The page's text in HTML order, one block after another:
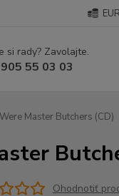
si rady? Zavolajte.
55 03 03
Master Butchers (CD)
Ohodnotiť